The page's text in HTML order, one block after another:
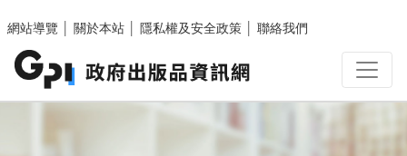
網站導覽
關於本站 隱私權及安全政策 聯絡我們